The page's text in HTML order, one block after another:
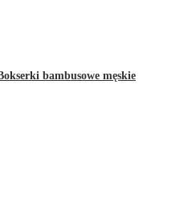
bambusowe męskie